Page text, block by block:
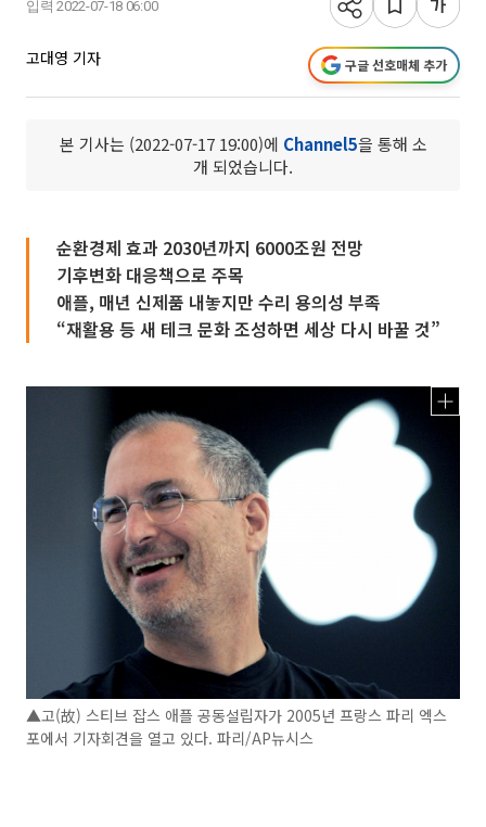
입력 2022-07-18 06:00
고대영 기자 구글 선호매체 추가
본 기사는 (2022-07-17 19:00)에 Channel5을 통해 소
개 되었습니다.
순환경제 효과 2030년까지 6000조원 전망
기후변화 대응책으로 주목
애플, 매년 신제품 내놓지만 수리 용의성 부족
“재활용 등 새 테크 문화 조성하면 세상 다시 바꿀 것”
▲고(故) 스티브 잡스 애플 공동설립자가 2005년 프랑스 파리 엑스
포에서 기자회견을 열고 있다. 파리/AP뉴시스